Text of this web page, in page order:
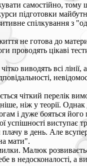
самостійно,
підготовки
спілкування з
не готова до
цікаві
виводять всі
чіткий перелік
ніж у теорії.
і дуже бояться його
виступає
в день. Але
мати".
Малюк
в недосконалості, а